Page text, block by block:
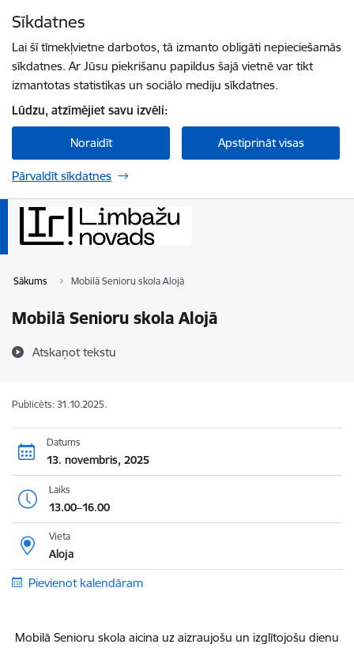
Sīkdatnes
Lai šī tīmekļvietne darbotos, tā izmanto obligāti nepieciešamās
sīkdatnes. Ar Jūsu piekrišanu papildus šajā vietnē var tikt
izmantotas statistikas un sociālo mediju sīkdatnes.
Lūdzu, atzīmējiet savu izvēli:
Noraidīt Apstiprināt visas
Pārvaldīt sīkdatnes
Sākums Mobilā Senioru skola Alojā
Mobilā Senioru skola Alojā
Atskaņot tekstu
Publicēts: 31.10.2025.
Datums
13. novembris, 2025
Laiks
13.00–16.00
Vieta
Aloja
Pievienot kalendāram
Mobilā Senioru skola aicina uz aizraujošu un izglītojošu dienu